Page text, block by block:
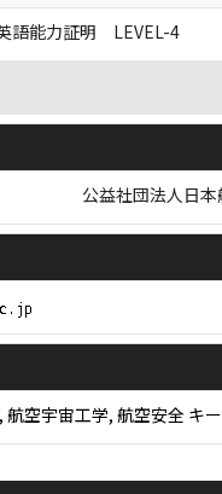
語能力証明 LEVEL-4
公益社団法人日
空宇宙工学, 航空安全 キ